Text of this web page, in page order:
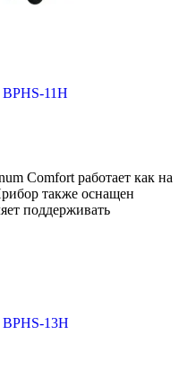
11H
Comfort работает как на
также оснащен
поддерживать
13H